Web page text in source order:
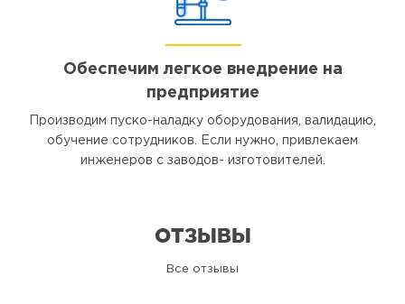
Обеспечим легкое внедрение на
предприятие
Производим пуско-наладку оборудования, валидацию,
обучение сотрудников. Если нужно, привлекаем
инженеров с заводов- изготовителей.
ОТЗЫВЫ
Все отзывы